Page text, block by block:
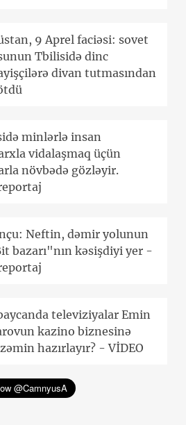
9 Aprel faciəsi: sovet
Tbilisidə dinc
divan tutmasından
minlərlə insan
vidalaşmaq üçün
növbədə gözləyir.
Neftin, dəmir yolunun
bazarı"nın kəsişdiyi yer -
televiziyalar Emin
kazino biznesinə
hazırlayır? - VİDEO